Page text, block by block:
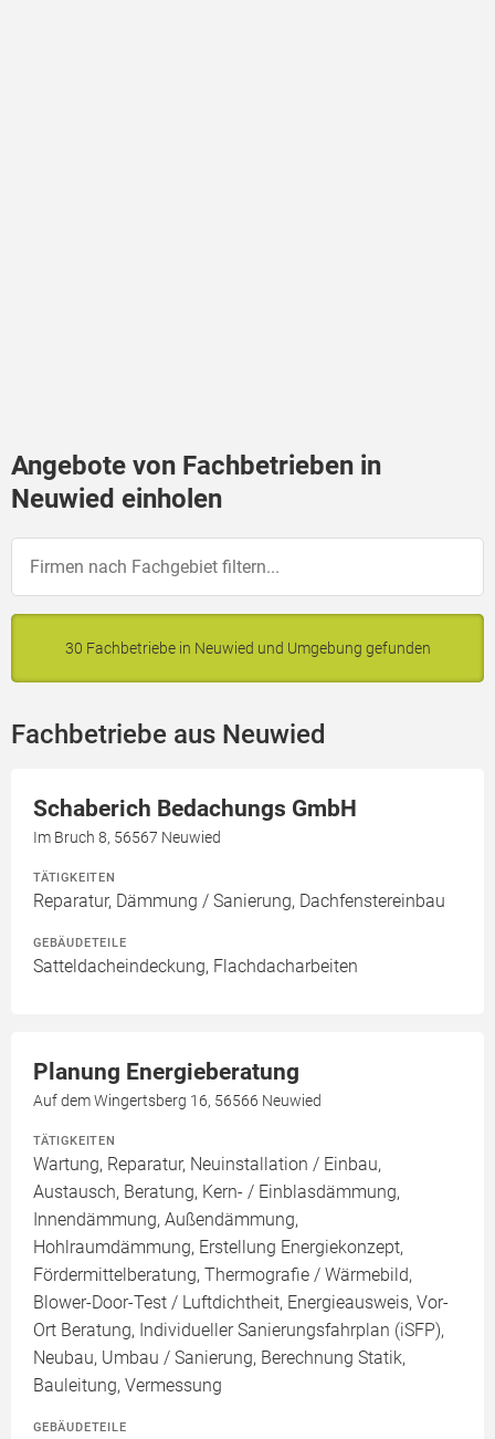
Angebote von Fachbetrieben in
Neuwied einholen
30 Fachbetriebe in Neuwied und Umgebung gefunden
Fachbetriebe aus Neuwied
Schaberich Bedachungs GmbH
Im Bruch 8, 56567 Neuwied
TÄTIGKEITEN
Reparatur, Dämmung / Sanierung, Dachfenstereinbau
GEBÄUDETEILE
Satteldacheindeckung, Flachdacharbeiten
Planung Energieberatung
Auf dem Wingertsberg 16, 56566 Neuwied
TÄTIGKEITEN
Wartung, Reparatur, Neuinstallation / Einbau,
Austausch, Beratung, Kern- / Einblasdämmung,
Innendämmung, Außendämmung,
Hohlraumdämmung, Erstellung Energiekonzept,
Fördermittelberatung, Thermografie / Wärmebild,
Blower-Door-Test / Luftdichtheit, Energieausweis, Vor-
Ort Beratung, Individueller Sanierungsfahrplan (iSFP),
Neubau, Umbau / Sanierung, Berechnung Statik,
Bauleitung, Vermessung
GEBÄUDETEILE